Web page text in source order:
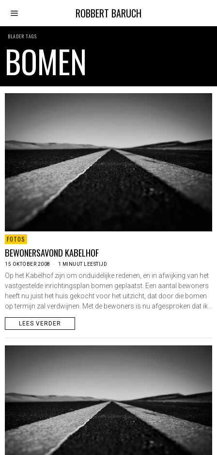
ROBBERT BARUCH
BLADER TAGS
BOMEN
FOTOS
BEWONERSAVOND KABELHOF
15 OKTOBER 2008 1 MINUUT LEESTIJD
Op het Kabelhof zijn om onduidelijke redenen, en in afwijking van het
vastgestelde inrichtingsplan bomen geplaatst. Een aantal bewoners
heeft nu juist het huis gekocht voor het uitzicht, dat door die bomen
op termijn zal verdwijnen. Met de bewoners is nu afgesproken dat ik…
LEES VERDER